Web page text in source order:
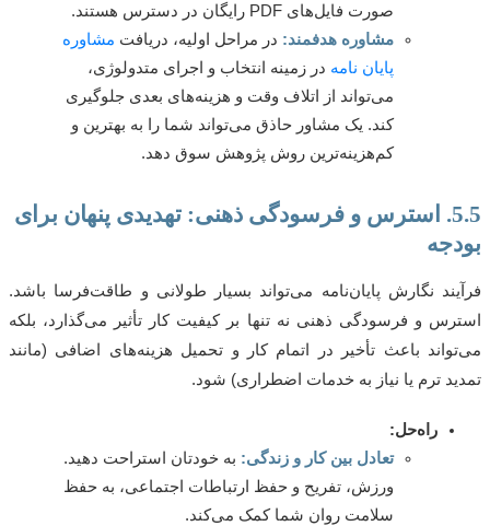
صورت فایل‌های PDF رایگان در دسترس هستند.
مشاوره هدفمند:در مراحل اولیه، دریافتمشاوره
پایان نامهدر زمینه انتخاب و اجرای متدولوژی،
می‌تواند از اتلاف وقت و هزینه‌های بعدی جلوگیری
کند. یک مشاور حاذق می‌تواند شما را به بهترین و
کم‌هزینه‌ترین روش پژوهش سوق دهد.
5.5. استرس و فرسودگی ذهنی: تهدیدی پنهان برای
نگارش پایان‌نامه می‌تواند بسیار طولانی و طاقت‌فرسا باشد.
و فرسودگی ذهنی نه تنها بر کیفیت کار تأثیر می‌گذارد، بلکه
باعث تأخیر در اتمام کار و تحمیل هزینه‌های اضافی (مانند
ترم یا نیاز به خدمات اضطراری) شود.
راه‌حل:
تعادل بین کار و زندگی:به خودتان استراحت دهید.
ورزش، تفریح و حفظ ارتباطات اجتماعی، به حفظ
سلامت روان شما کمک می‌کند.